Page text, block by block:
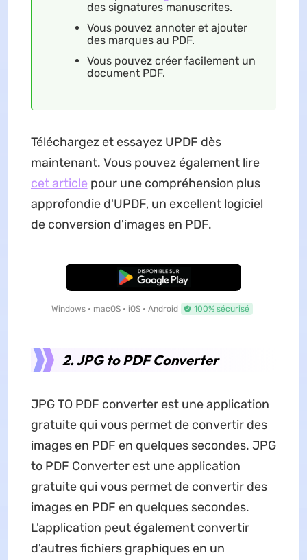
des signatures manuscrites.
Vous pouvez annoter et ajouter
des marques au PDF.
Vous pouvez créer facilement un
document PDF.
Téléchargez et essayez UPDF dès
maintenant. Vous pouvez également lire
cet article pour une compréhension plus
approfondie d'UPDF, un excellent logiciel
de conversion d'images en PDF.
TÉLÉCHARGER
Windows • macOS • iOS • Android 100% sécurisé
2. JPG to PDF Converter
JPG TO PDF converter est une application
gratuite qui vous permet de convertir des
images en PDF en quelques secondes. JPG
to PDF Converter est une application
gratuite qui vous permet de convertir des
images en PDF en quelques secondes.
L'application peut également convertir
d'autres fichiers graphiques en un